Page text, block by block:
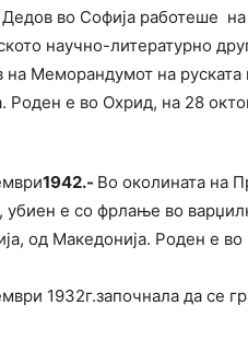
Дедов во Софија работеше
научно-литературно
на Меморандумот на
Роден е во Охрид, на 28
1942.- Во околината на
убиен е со фрлање во
од Македонија. Роден е
1932г.започнала да се